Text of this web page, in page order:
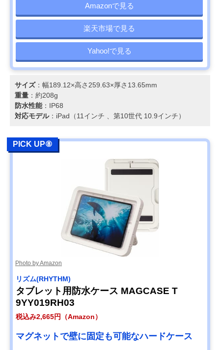
Amazonで見る
楽天市場で見る
Yahoo!で見る
サイズ：幅189.12×高さ259.63×厚さ13.65mm
重量 ：約208g
防水性能：IP68
対応モデル：iPad（11インチ 、第10世代 10.9インチ）
PICK UP⑧
Photo by Amazon
リズム(RHYTHM)
タブレット用防水ケース MAGCASE T
9YY019RH03
税込み2,665円（Amazon）
マグネットで壁に固定も可能なハードケース